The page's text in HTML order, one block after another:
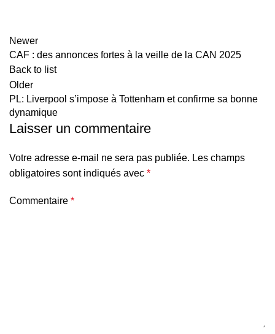
Newer
CAF : des annonces fortes à la veille de la CAN 2025
Back to list
Older
PL: Liverpool s’impose à Tottenham et confirme sa bonne
dynamique
Laisser un commentaire
Votre adresse e-mail ne sera pas publiée. Les champs
obligatoires sont indiqués avec *
Commentaire *